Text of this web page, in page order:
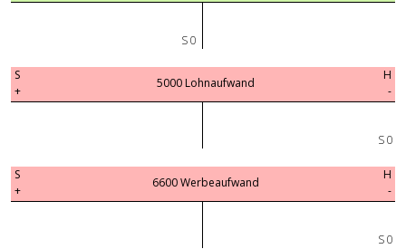
S 0
S
+
5000 Lohnaufwand
H
-
S 0
S
+
6600 Werbeaufwand
H
-
S 0